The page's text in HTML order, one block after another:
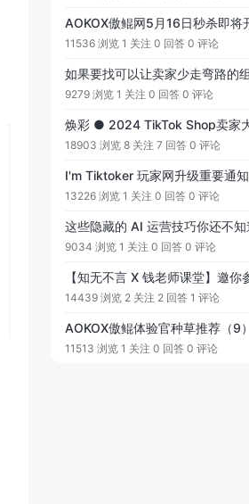
11536 浏览 1 关注 0 回答 0 评论
9279 浏览 1 关注 0 回答 0 评论
18903 浏览 8 关注 7 回答 0 评论
I'm Tiktoker 玩家网升级重要通知
13226 浏览 1 关注 0 回答 0 评论
9034 浏览 1 关注 0 回答 0 评论
14439 浏览 2 关注 2 回答 1 评论
11513 浏览 1 关注 0 回答 0 评论